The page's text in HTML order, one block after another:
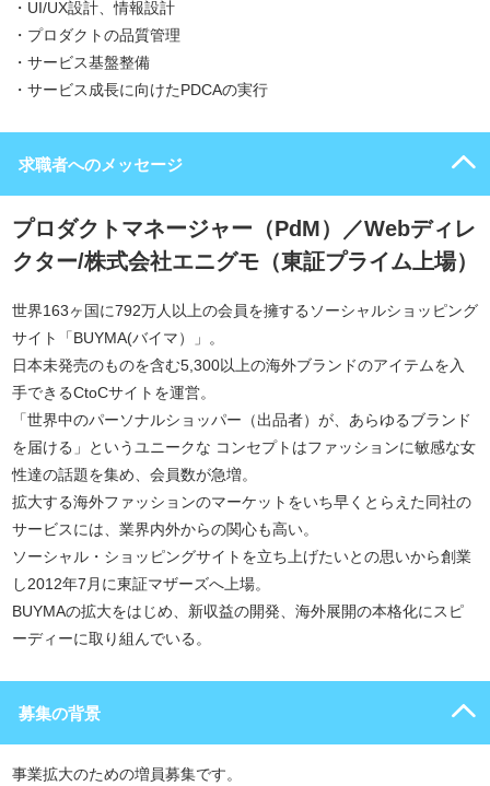
・UI/UX設計、情報設計
・プロダクトの品質管理
・サービス基盤整備
・サービス成長に向けたPDCAの実行
求職者へのメッセージ
プロダクトマネージャー（PdM）／Webディレ
クター/株式会社エニグモ（東証プライム上場）
世界163ヶ国に792万人以上の会員を擁するソーシャルショッピング
サイト「BUYMA(バイマ）」。
日本未発売のものを含む5,300以上の海外ブランドのアイテムを入
手できるCtoCサイトを運営。
「世界中のパーソナルショッパー（出品者）が、あらゆるブランド
を届ける」というユニークな コンセプトはファッションに敏感な女
性達の話題を集め、会員数が急増。
拡大する海外ファッションのマーケットをいち早くとらえた同社の
サービスには、業界内外からの関心も高い。
ソーシャル・ショッピングサイトを立ち上げたいとの思いから創業
し2012年7月に東証マザーズへ上場。
BUYMAの拡大をはじめ、新収益の開発、海外展開の本格化にスピ
ーディーに取り組んでいる。
募集の背景
事業拡大のための増員募集です。